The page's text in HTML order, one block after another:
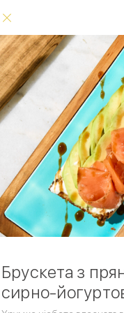
0 ₴
Брускета з
сирно-